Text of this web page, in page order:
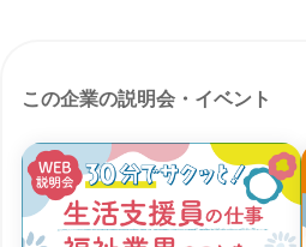
この企業の説明会・イベント